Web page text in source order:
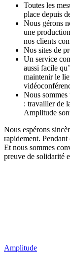
Toutes les
place depuis
Nous gérons
une
nos clients
Nos sites de
Un service
aussi facile
maintenir le
Nous
: travailler de
Amplitude
Nous espérons
rapidement.
Et nous sommes
preuve de solidarité
Amplitude